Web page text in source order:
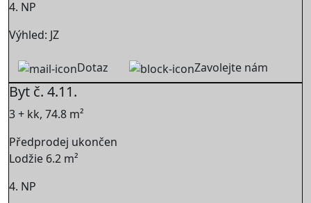
4. NP
Výhled: JZ
Dotaz Zavolejte nám
Byt č. 4.11.
3 + kk, 74.8 m²
Předprodej ukončen
Lodžie 6.2 m²
4. NP